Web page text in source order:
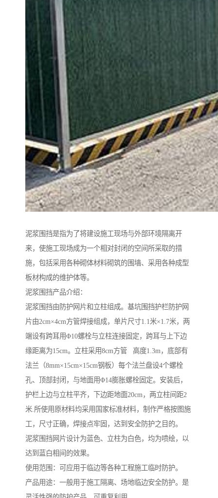
泥浆围挡是指为了将建设施工现场与外部环境隔离开
来，使施工现场成为一个相对封闭的空间所采取的措
施，包括采用各种砌体材料砌筑的围墙、采用各种成型
板材构成的维护体等。
泥浆围挡产品介绍：
泥浆围挡由防护网片和立柱组成。基坑围挡护栏防护网
片由2cm×4cm方管焊接组成，单片尺寸1.1米×1.7米，两
端设有跨耳用Φ10螺栓与立柱连接固定，跨耳与上下边
缘距离为15cm。立柱采用8cm方管 高度1.3m，底部有
法兰（8mm×15cm×15cm钢板）每个法兰盘设4个螺栓
孔、顶部封闭，与地面用Φ14膨胀螺栓固定。安装后，
护栏上边与立柱平齐，下边距地面20cm，两立柱间距2
米.所使用原材料均采用国家标准材料，制作严格按图施
工，尺寸正确，焊接点牢固，达到安全防护之目的。
泥浆围挡网片设计为蓝色、立柱为白色，均为喷绘，以
达到蓝白相间的效果。
使用范围：可应用于临边等各种工程施工临时防护。
产品用途：一般用于施工隔离、场地临边安全防护。是